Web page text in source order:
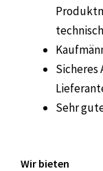
Sicheres
Sehr
Wir bieten